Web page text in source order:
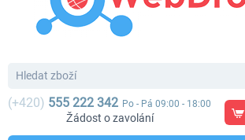
(+420) 555 222 342 Po - Pá 09:00 - 18:00
Žádost o zavolání